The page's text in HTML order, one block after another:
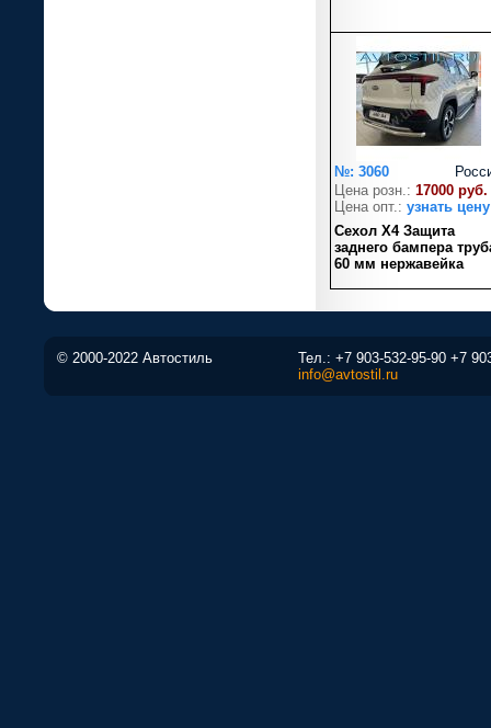
№: 3060
Цена розн.: 17000 руб.
Цена опт.: узнать цену
Сехол Х4 Защита
заднего бампера
60 мм нержавейка
© 2000-2022 Автостиль Тел.: +7 903-532-95-90 +7
info@avtostil.ru